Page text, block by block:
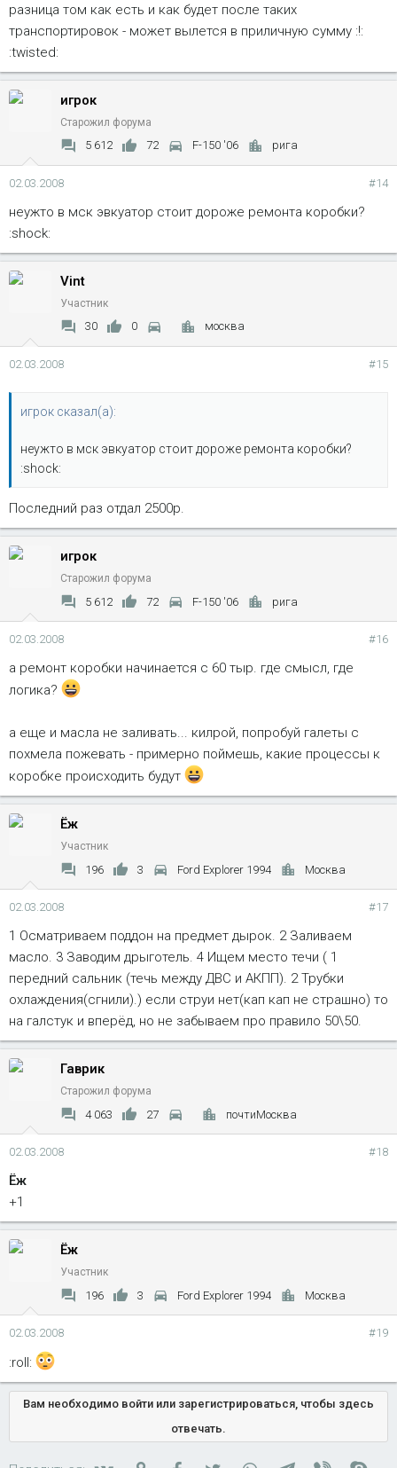
разница том как есть и как будет после таких
транспортировок - может вылется в приличную сумму :!:
:twisted:
игрок
Старожил форума
5 612 72 F-150 '06 рига
02.03.2008 #14
неужто в мск эвкуатор стоит дороже ремонта коробки?
:shock:
Vint
Участник
30 0 москва
02.03.2008 #15
игрок сказал(а):
неужто в мск эвкуатор стоит дороже ремонта коробки?
:shock:
Последний раз отдал 2500р.
игрок
Старожил форума
5 612 72 F-150 '06 рига
02.03.2008 #16
а ремонт коробки начинается с 60 тыр. где смысл, где
логика?
а еще и масла не заливать... килрой, попробуй галеты с
похмела пожевать - примерно поймешь, какие процессы к
коробке происходить будут
Ёж
Участник
196 3 Ford Explorer 1994 Москва
02.03.2008 #17
1 Осматриваем поддон на предмет дырок. 2 Заливаем
масло. 3 Заводим дрыготель. 4 Ищем место течи ( 1
передний сальник (течь между ДВС и АКПП). 2 Трубки
охлаждения(сгнили).) если струи нет(кап кап не страшно) то
на галстук и вперёд, но не забываем про правило 50\50.
Гаврик
Старожил форума
4 063 27 почтиМосква
02.03.2008 #18
Ёж
+1
Ёж
Участник
196 3 Ford Explorer 1994 Москва
02.03.2008 #19
:roll:
Вам необходимо войти или зарегистрироваться, чтобы здесь
отвечать.